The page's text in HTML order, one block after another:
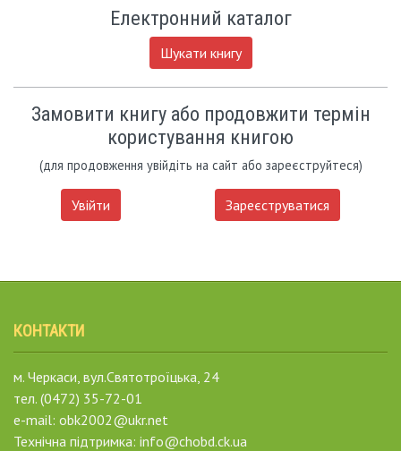
Електронний каталог
Шукати книгу
Замовити книгу або продовжити термін
користування книгою
(для продовження увійдіть на сайт або зареєструйтеся)
Увійти Зареєструватися
КОНТАКТИ
м. Черкаси, вул.Святотроїцька, 24
тел. (0472) 35-72-01
e-mail: obk2002@ukr.net
Технічна підтримка: info@chobd.ck.ua